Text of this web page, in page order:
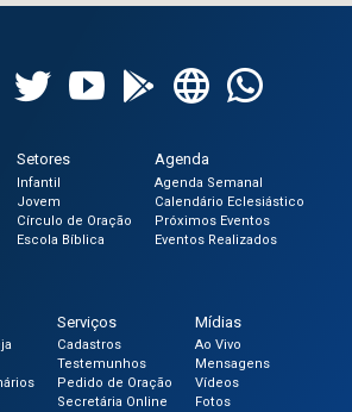
Setores
Infantil
Jovem
Círculo de Oração
Escola Bíblica
Agenda
Agenda Semanal
Calendário Eclesiástico
Próximos Eventos
Eventos Realizados
Serviços
Cadastros
Testemunhos
Pedido de Oração
Secretária Online
Mídias
Ao Vivo
Mensagens
Vídeos
Fotos